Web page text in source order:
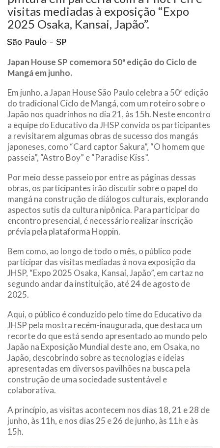
visitas mediadas à exposição “Expo
2025 Osaka, Kansai, Japão”.
Japan House SP comemora 50ª edição do Ciclo de
Mangá em junho.
Em junho, a Japan House São Paulo celebra a 50ª edição
do tradicional Ciclo de Mangá, com um roteiro sobre o
Japão nos quadrinhos no dia 21, às 15h. Neste encontro
a equipe do Educativo da JHSP convida os participantes
a revisitarem algumas obras de sucesso dos mangás
japoneses, como “Card captor Sakura”, “O homem que
passeia”, “Astro Boy” e “Paradise Kiss”.
Por meio desse passeio por entre as páginas dessas
obras, os participantes irão discutir sobre o papel do
mangá na construção de diálogos culturais, explorando
aspectos sutis da cultura nipônica. Para participar do
encontro presencial, é necessário realizar inscrição
prévia pela plataforma Hoppin.
Bem como, ao longo de todo o mês, o público pode
participar das visitas mediadas à nova exposição da
JHSP, “Expo 2025 Osaka, Kansai, Japão”, em cartaz no
segundo andar da instituição, até 24 de agosto de
2025.
Aqui, o público é conduzido pelo time do Educativo da
JHSP pela mostra recém-inaugurada, que destaca um
recorte do que está sendo apresentado ao mundo pelo
Japão na Exposição Mundial deste ano, em Osaka, no
Japão, descobrindo sobre as tecnologias e ideias
apresentadas em diversos pavilhões na busca pela
construção de uma sociedade sustentável e
colaborativa.
A princípio, as visitas acontecem nos dias 18, 21 e 28 de
junho, às 11h, e nos dias 25 e 26 de junho, às 11h e às
15h.